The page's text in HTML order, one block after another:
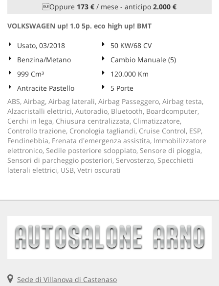
Oppure 173 € / mese - anticipo 2.000 €
VOLKSWAGEN up! 1.0 5p. eco high up! BMT
Usato, 03/2018
50 KW/68 CV
Benzina/Metano
Cambio Manuale (5)
999 Cm³
120.000 Km
Antracite Pastello
5 Porte
ABS, Airbag, Airbag laterali, Airbag Passeggero, Airbag testa,
Alzacristalli elettrici, Autoradio, Bluetooth, Boardcomputer,
Cerchi in lega, Chiusura centralizzata, Climatizzatore,
Controllo trazione, Cronologia tagliandi, Cruise Control, ESP,
Fendinebbia, Frenata d'emergenza assistita, Immobilizzatore
elettronico, Sedile posteriore sdoppiato, Sensore di pioggia,
Sensori di parcheggio posteriori, Servosterzo, Specchietti
laterali elettrici, USB, Vetri oscurati
Sede di Villanova di Castenaso